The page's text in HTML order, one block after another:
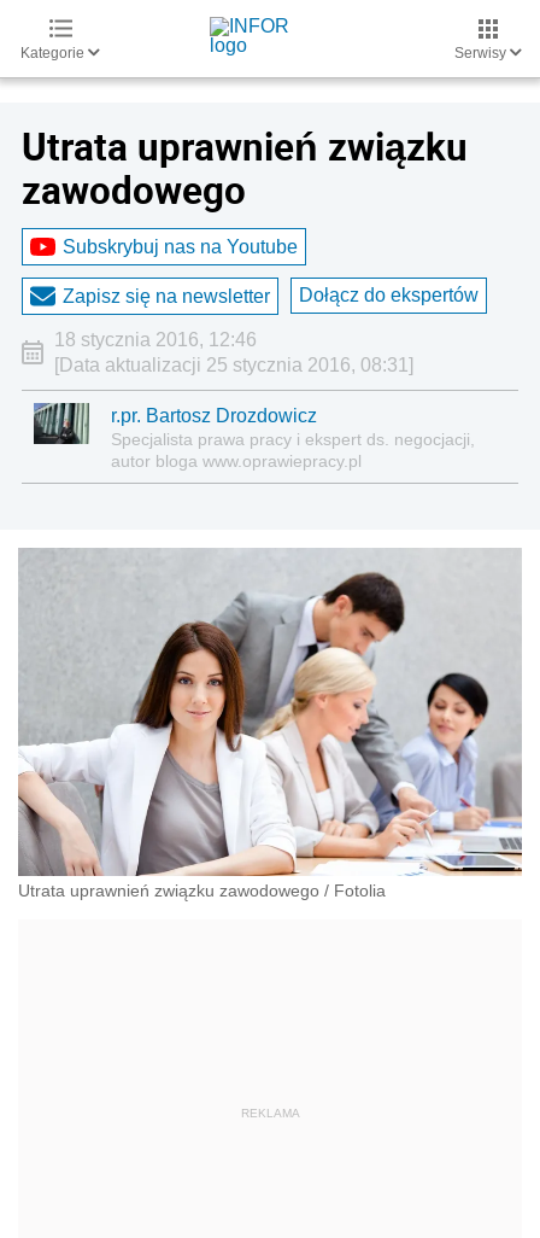
Kategorie Serwisy
Utrata uprawnień związku
zawodowego
Subskrybuj nas na Youtube
Zapisz się na newsletter Dołącz do ekspertów
18 stycznia 2016, 12:46
[Data aktualizacji 25 stycznia 2016, 08:31]
r.pr. Bartosz Drozdowicz
Specjalista prawa pracy i ekspert ds. negocjacji,
autor bloga www.oprawiepracy.pl
Utrata uprawnień związku zawodowego / Fotolia